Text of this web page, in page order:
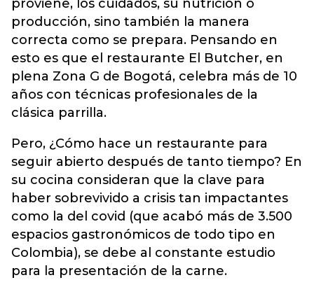
proviene, los cuidados, su nutrición o
producción, sino también la manera
correcta como se prepara. Pensando en
esto es que el restaurante El Butcher, en
plena Zona G de Bogotá, celebra más de 10
años con técnicas profesionales de la
clásica parrilla.
Pero, ¿Cómo hace un restaurante para
seguir abierto después de tanto tiempo? En
su cocina consideran que la clave para
haber sobrevivido a crisis tan impactantes
como la del covid (que acabó más de 3.500
espacios gastronómicos de todo tipo en
Colombia), se debe al constante estudio
para la presentación de la carne.